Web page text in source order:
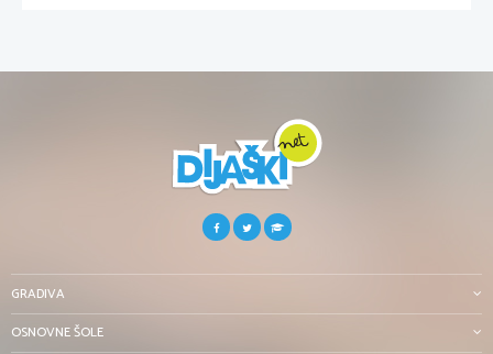
GRADIVA
OSNOVNE ŠOLE